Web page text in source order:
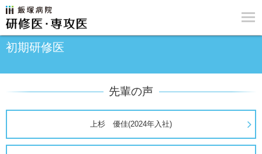
初期研修医
先輩の声
上杉 優佳(2024年入社)